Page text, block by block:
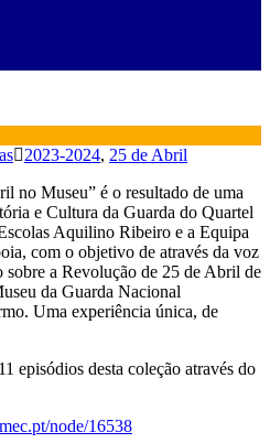
2023-2024, 25 de Abril
no Museu” é o resultado de uma
e Cultura da Guarda do Quartel
Aquilino Ribeiro e a Equipa
com o objetivo de através da voz
sobre a Revolução de 25 de Abril de
da Guarda Nacional
Uma experiência única, de
episódios desta coleção através do
node/16538